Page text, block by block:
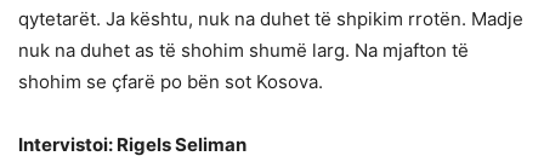
qytetarët. Ja kështu, nuk na duhet të shpikim rrotën. Madje
nuk na duhet as të shohim shumë larg. Na mjafton të
shohim se çfarë po bën sot Kosova.
Intervistoi: Rigels Seliman